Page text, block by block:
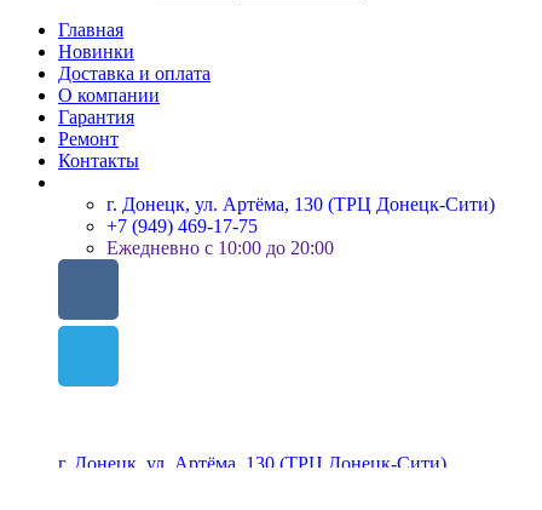
Главная
Новинки
Доставка и оплата
О компании
Гарантия
Ремонт
Контакты
г. Донецк, ул. Артёма, 130 (ТРЦ Донецк-Сити)
+7 (949) 469-17-75
Ежедневно с 10:00 до 20:00
г. Донецк, ул. Артёма, 130 (ТРЦ Донецк-Сити)